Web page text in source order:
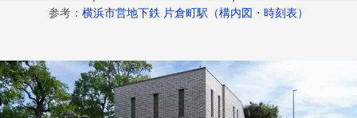
参考： 横浜市営地下鉄 片倉町駅（構内図・時刻表）